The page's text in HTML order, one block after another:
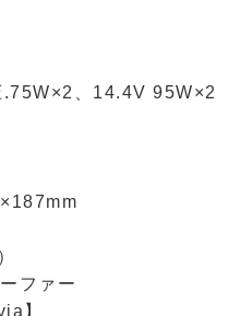
、14.4V 95W×2
ファー
】